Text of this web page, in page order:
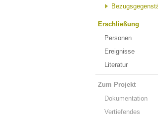
Erschließung
Personen
Ereignisse
Literatur
Zum Projekt
Dokumentation
Vertiefendes